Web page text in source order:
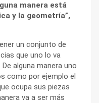
manera está
y la geometría”,
un conjunto de
que uno lo va
alguna manera uno
como por ejemplo el
ocupa sus piezas
va a ser más